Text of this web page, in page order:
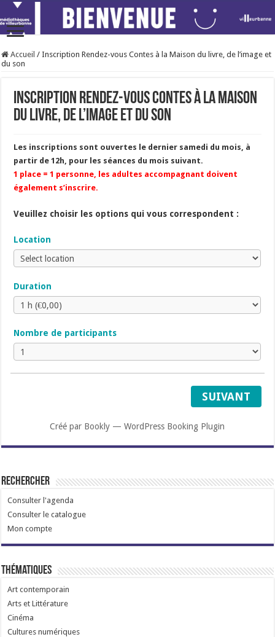
Accueil / Inscription Rendez-vous Contes à la Maison du livre, de l’image et
du son
Inscription Rendez-vous Contes à la Maison
du livre, de l’image et du son
Les inscriptions sont ouvertes le dernier samedi du mois, à
partir de 12h, pour les séances du mois suivant.
1 place = 1 personne, les adultes accompagnant doivent
également s’inscrire.
Veuillez choisir les options qui vous correspondent :
Location
Duration
Nombre de participants
SUIVANT
Créé par Bookly —WordPress Booking Plugin
Rechercher
Consulter l'agenda
Consulter le catalogue
Mon compte
Thématiques
Art contemporain
Arts et Littérature
Cinéma
Cultures numériques